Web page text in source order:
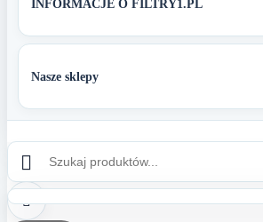
INFORMACJE O FILTRY1.PL
Nasze sklepy

